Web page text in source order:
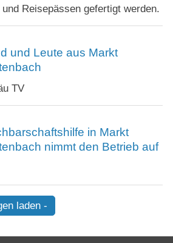
Reisepässen gefertigt werden.
und Leute aus Markt
TV
in Markt
nimmt den Betrieb auf
laden -